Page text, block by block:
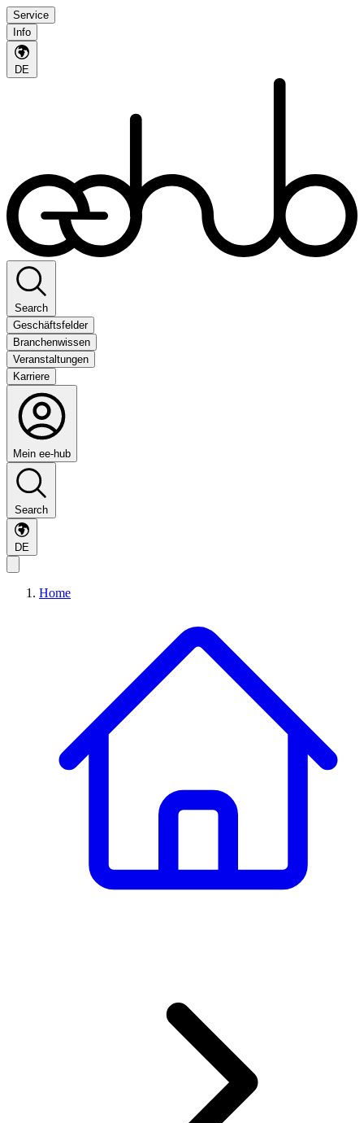
Service
Info
DE
Search
Geschäftsfelder
Branchenwissen
Veranstaltungen
Karriere
Mein ee-hub
Search
DE
Home